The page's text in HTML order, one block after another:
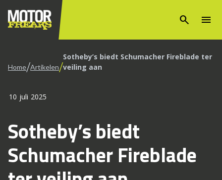
search menu
Home/Artikelen/Sotheby’s biedt Schumacher Fireblade ter
veiling aan
10 juli 2025
Sotheby’s biedt
Schumacher Fireblade